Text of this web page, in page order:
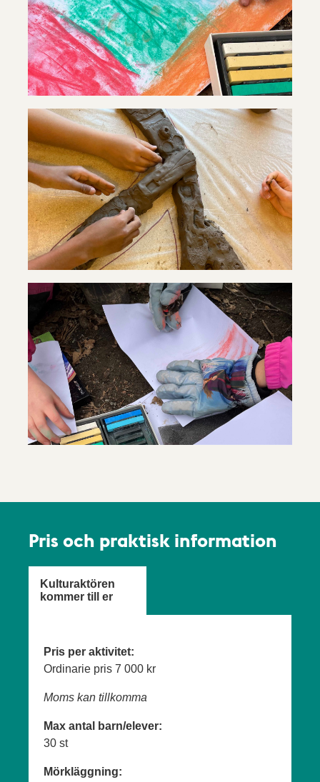
Pris och praktisk information
Kulturaktören
kommer till er
Pris per aktivitet:
Ordinarie pris 7 000 kr
Moms kan tillkomma
Max antal barn/elever:
30 st
Mörkläggning: